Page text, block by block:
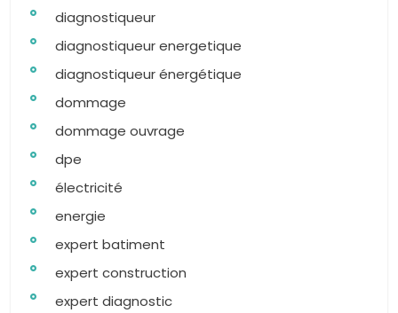
diagnostiqueur
diagnostiqueur energetique
diagnostiqueur énergétique
dommage
dommage ouvrage
dpe
électricité
energie
expert batiment
expert construction
expert diagnostic